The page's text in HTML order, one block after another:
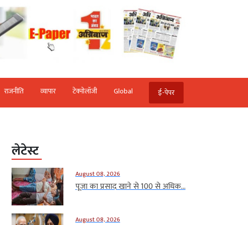
राजनीति व्‍यापार टेक्‍नोलॉजी Global ई-पेपर
लेटेस्ट
August 08, 2026
पूजा का प्रसाद खाने से 100 से अधिक...
August 08, 2026